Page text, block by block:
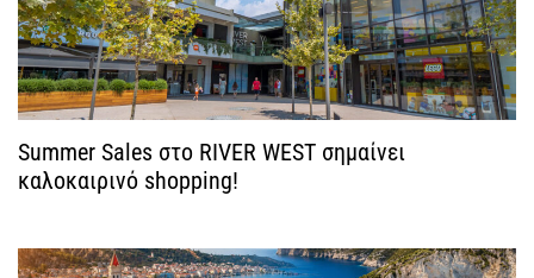
σ
η
ά
θ
Summer Sales στο RIVER WEST σημαίνει
καλοκαιρινό shopping!